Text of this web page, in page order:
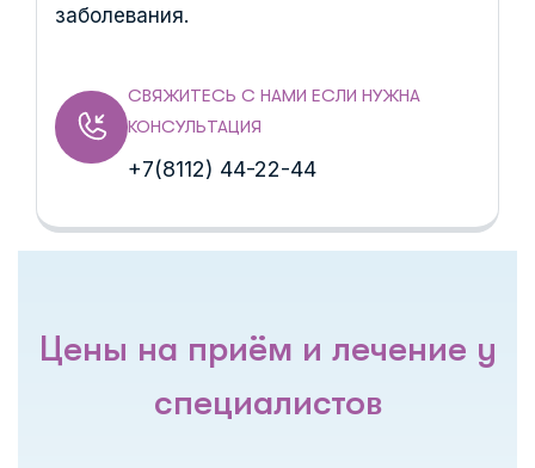
заболевания.
СВЯЖИТЕСЬ С НАМИ ЕСЛИ НУЖНА
КОНСУЛЬТАЦИЯ
+7(8112) 44-22-44
Цены на приём и лечение у
специалистов